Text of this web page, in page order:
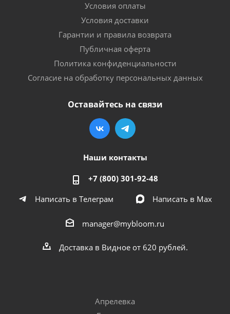
Условия оплаты
Условия доставки
Гарантии и правила возврата
Публичная оферта
Политика конфиденциальности
Согласие на обработку персональных данных
Оставайтесь на связи
Наши контакты
+7 (800) 301-92-48
Написать в Телеграм
Написать в Мах
manager@mybloom.ru
Доставка в Видное от 620 рублей.
Апрелевка